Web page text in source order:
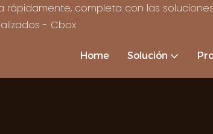
rápidamente, completa con las
- Cbox
Home Solución